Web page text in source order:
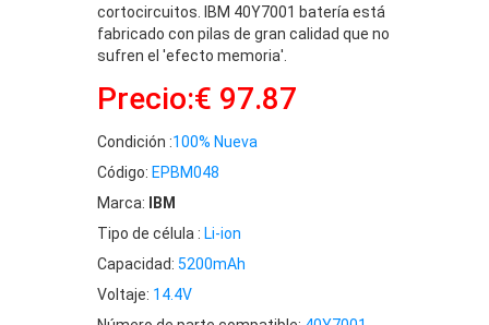
cortocircuitos. IBM 40Y7001 batería está
fabricado con pilas de gran calidad que no
sufren el 'efecto memoria'.
Precio:€ 97.87
Condición :100% Nueva
Código: EPBM048
Marca:
IBM
Tipo de célula : Li-ion
Capacidad: 5200mAh
Voltaje: 14.4V